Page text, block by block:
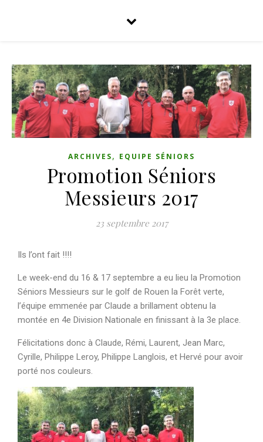
ARCHIVES, EQUIPE SÉNIORS
Promotion Séniors
Messieurs 2017
23 septembre 2017
Ils l’ont fait !!!!
Le week-end du 16 & 17 septembre a eu lieu la Promotion
Séniors Messieurs sur le golf de Rouen la Forêt verte,
l’équipe emmenée par Claude a brillament obtenu la
montée en 4e Division Nationale en finissant à la 3e place.
Félicitations donc à Claude, Rémi, Laurent, Jean Marc,
Cyrille, Philippe Leroy, Philippe Langlois, et Hervé pour avoir
porté nos couleurs.